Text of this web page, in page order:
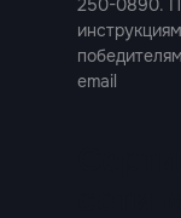
250-0890.
email